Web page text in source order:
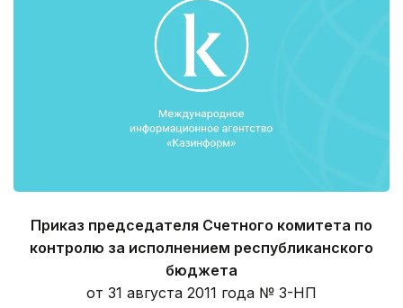
Приказ председателя Счетного комитета по
контролю за исполнением республиканского
бюджета
от 31 августа 2011 года № 3-НП